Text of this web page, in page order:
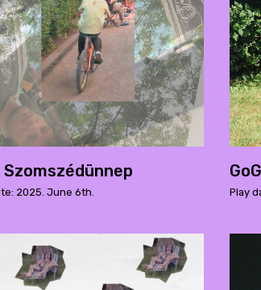
Szomszédünnep
2025. June 6th. Play